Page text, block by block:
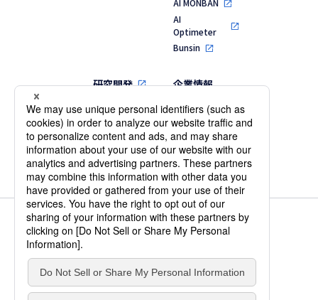
AI
Optimeter
Bunsin
研究開発 企業情報
代表メッセージ
MVV・行動指針
会社概要・役員
一覧
沿革
個人情報保護方針 情報セキュリティ基本方針
IS 701231 / ISO 27001